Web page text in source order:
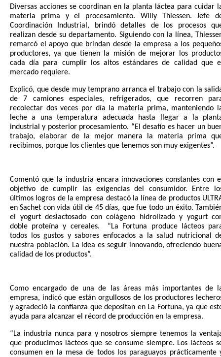
Diversas acciones se coordinan en la planta láctea para cuidar
materia prima y el procesamiento. Willy Thiessen. Jefe
Coordinación Industrial, brindó detalles de los procesos
realizan desde su departamento. Siguiendo con la línea,
remarcó el apoyo que brindan desde la empresa a los
productores, ya que tienen la misión de mejorar los
cada día para cumplir los altos estándares de calidad que
mercado requiere.
Explicó, que desde muy temprano arranca el trabajo con la
de 7 camiones especiales, refrigerados, que recorren
recolectar dos veces por día la materia prima, manteniendo
leche a una temperatura adecuada hasta llegar a la
industrial y posterior procesamiento. “El desafío es hacer un
trabajo, elaborar de la mejor manera la materia prima
recibimos, porque los clientes que tenemos son muy exigentes”.
Comentó que la industria encara innovaciones constantes con
objetivo de cumplir las exigencias del consumidor. Entre
últimos logros de la empresa destacó la línea de productos
en Sachet con vida útil de 45 días, que fue todo un éxito.
el yogurt deslactosado con colágeno hidrolizado y yogurt
doble proteína y cereales. “La Fortuna produce lácteos
todos los gustos y sabores enfocados a la salud nutricional
nuestra población. La idea es seguir innovando, ofreciendo
calidad de los productos”.
Como encargado de una de las áreas más importantes de
empresa, indicó que están orgullosos de los productores
y agradeció la confianza que depositan en La Fortuna, ya que
ayuda para alcanzar el récord de producción en la empresa.
“La industria nunca para y nosotros siempre tenemos la
que producimos lácteos que se consume siempre. Los lácteos
consumen en la mesa de todos los paraguayos prácticamente